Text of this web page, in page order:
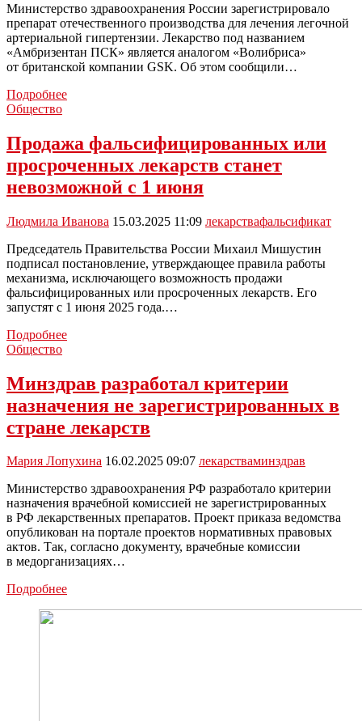
Министерство здравоохранения России зарегистрировало
препарат отечественного производства для лечения легочной
артериальной гипертензии. Лекарство под названием
«Амбризентан ПСК» является аналогом «Волибриса»
от британской компании GSK. Об этом сообщили…
ПодробнееМинздрав
препарат
для
лечения
легочной
гипертензии
Общество
Продажа фальсифицированных или
просроченных лекарств станет
невозможной с 1 июня
Людмила Иванова 15.03.2025 11:09 лекарствафальсификат
Председатель Правительства России Михаил Мишустин
подписал постановление, утверждающее правила работы
механизма, исключающего возможность продажи
фальсифицированных или просроченных лекарств. Его
запустят с 1 июня 2025 года.…
ПодробнееПродажа
лекарств
станет
с
июня
Общество
Минздрав разработал критерии
назначения не зарегистрированных в
стране лекарств
Мария Лопухина 16.02.2025 09:07 лекарстваминздрав
Министерство здравоохранения РФ разработало критерии
назначения врачебной комиссией не зарегистрированных
в РФ лекарственных препаратов. Проект приказа ведомства
опубликован на портале проектов нормативных правовых
актов. Так, согласно документу, врачебные комиссии
в медорганизациях…
ПодробнееМинздрав